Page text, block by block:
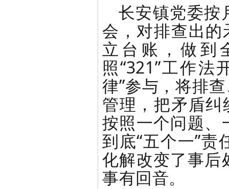
长安镇党委按
会，对排查出的
立台账，做到
照“321”工作法
律”参与，将排
管理，把矛盾纠
按照一个问题、
到底“五个一”
化解改变了事后
事有回音。